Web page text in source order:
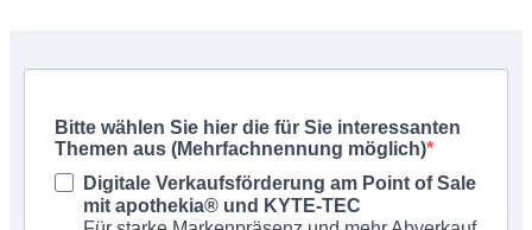
Bitte wählen Sie hier die für Sie interessanten
Themen aus (Mehrfachnennung möglich)
Digitale Verkaufsförderung am Point of Sale
mit apothekia® und KYTE-TEC